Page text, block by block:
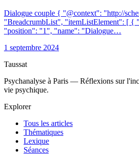
Dialogue couple { "@context": "http://
"BreadcrumbList", "itemListElement": [ {
"position": "1", "name": "Dialogue…
1 septembre 2024
Taussat
Psychanalyse à Paris — Réflexions sur
vie psychique.
Explorer
Tous les articles
Thématiques
Lexique
Séances